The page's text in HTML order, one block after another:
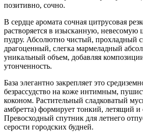
позитивно, сочно.
В сердце аромата сочная цитрусовая
растворяется в изысканную, невесомую
пудру. Абсолютно чистый, прохладный
драгоценный, слегка мармеладный
уникальный объем, добавляя
утонченность.
База элегантно закрепляет это
безрассудство на коже интимным,
коконом. Растительный сладковатый
амбретта) формирует тонкий, летящий
Превосходный спутник для летнего
серости городских будней.